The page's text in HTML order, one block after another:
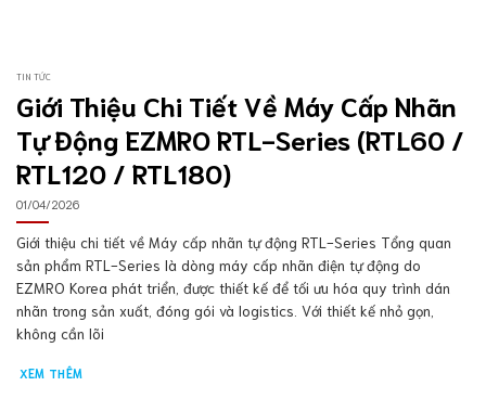
TIN TỨC
Giới Thiệu Chi Tiết Về Máy Cấp Nhãn
Tự Động EZMRO RTL-Series (RTL60 /
RTL120 / RTL180)
01/04/2026
Giới thiệu chi tiết về Máy cấp nhãn tự động RTL-Series Tổng quan
sản phẩm RTL-Series là dòng máy cấp nhãn điện tự động do
EZMRO Korea phát triển, được thiết kế để tối ưu hóa quy trình dán
nhãn trong sản xuất, đóng gói và logistics. Với thiết kế nhỏ gọn,
không cần lõi
XEM THÊM